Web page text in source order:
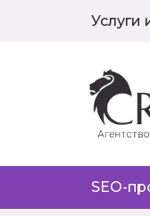
Услуги
SEO-